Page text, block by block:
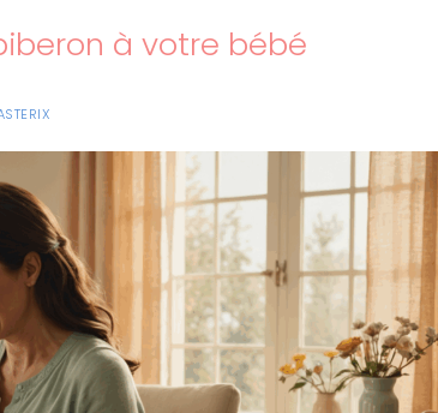
à votre bébé